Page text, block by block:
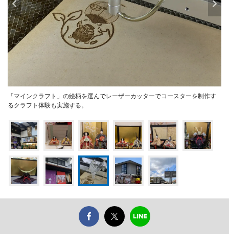
「マインクラフト」の絵柄を選んでレーザーカッターでコースターを制作す
るクラフト体験も実施する。